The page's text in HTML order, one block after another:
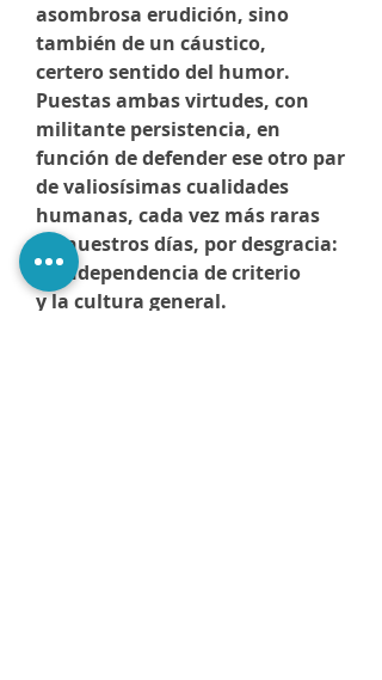
asombrosa erudición, sino
también de un cáustico,
certero sentido del humor.
Puestas ambas virtudes, con
militante persistencia, en
función de defender ese otro par
de valiosísimas cualidades
humanas, cada vez más raras
en nuestros días, por desgracia:
la independencia de criterio
y la cultura general.